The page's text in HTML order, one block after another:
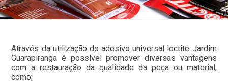
Através da utilização do adesivo universal loctite Jardim
Guarapiranga é possível promover diversas vantagens
com a restauração da qualidade da peça ou material,
como: